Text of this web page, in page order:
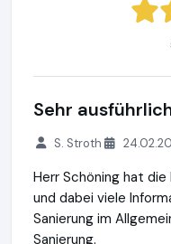
Sehr
S. Stroth
Herr Schöning hat
und dabei viele
Sanierung im
Sanierung.